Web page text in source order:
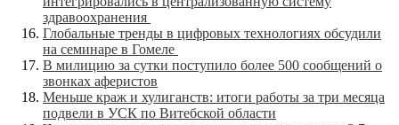
здравоохранения
Глобальные тренды в цифровых технологиях обсудили
на семинаре в Гомеле
В милицию за сутки поступило более 500 сообщений о
звонках аферистов
Меньше краж и хулиганств: итоги работы за три месяца
подвели в УСК по Витебской области